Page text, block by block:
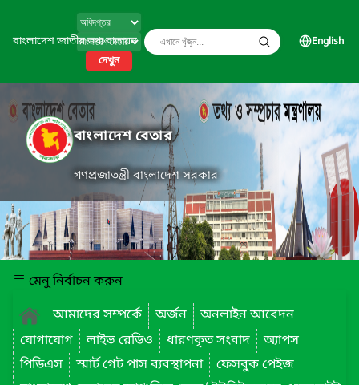
বাংলাদেশ জাতীয় তথ্য বাতায়ন
দেখুন
English
বাংলাদেশ বেতার
গণপ্রজাতন্ত্রী বাংলাদেশ সরকার
মেনু নির্বাচন করুন
আমাদের সম্পর্কে
অর্জন
অনলাইন আবেদন
যোগাযোগ
লাইভ রেডিও ধারণকৃত সংবাদ
অ্যাপস
পিডিএস
স্মার্ট গেট পাস ব্যবস্থাপনা
ফেসবুক পেইজ